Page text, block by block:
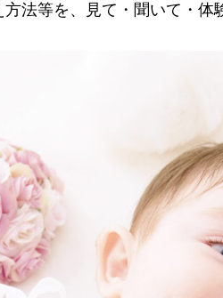
法等を、見て・聞いて・体